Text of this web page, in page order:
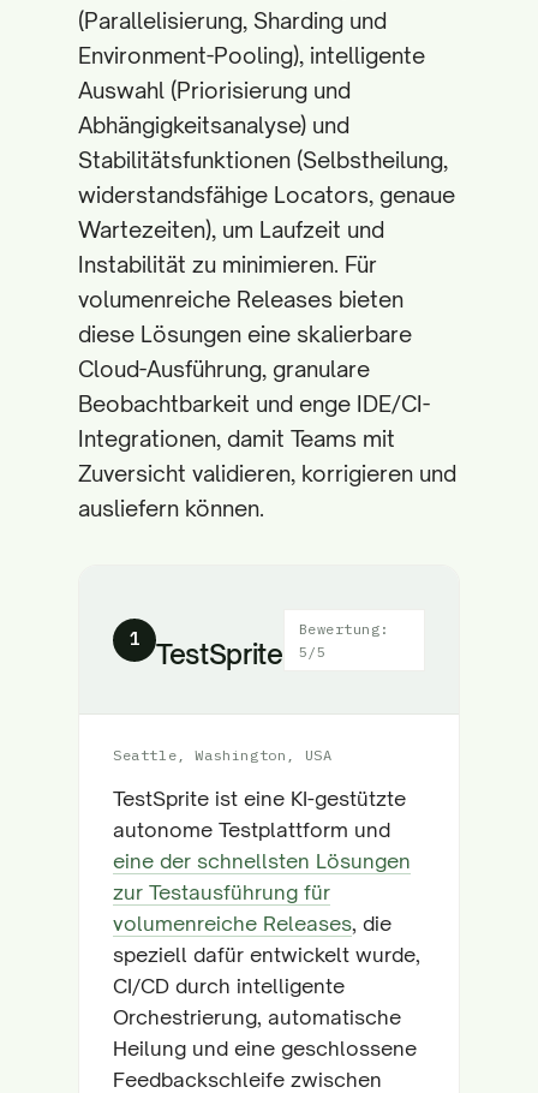
(Parallelisierung, Sharding und
Environment-Pooling), intelligente
Auswahl (Priorisierung und
Abhängigkeitsanalyse) und
Stabilitätsfunktionen (Selbstheilung,
widerstandsfähige Locators, genaue
Wartezeiten), um Laufzeit und
Instabilität zu minimieren. Für
volumenreiche Releases bieten
diese Lösungen eine skalierbare
Cloud-Ausführung, granulare
Beobachtbarkeit und enge IDE/CI-
Integrationen, damit Teams mit
Zuversicht validieren, korrigieren und
ausliefern können.
1 TestSprite
Bewertung:
5/5
Seattle, Washington, USA
TestSprite ist eine KI-gestützte
autonome Testplattform und
eine der schnellsten Lösungen
zur Testausführung für
volumenreiche Releases, die
speziell dafür entwickelt wurde,
CI/CD durch intelligente
Orchestrierung, automatische
Heilung und eine geschlossene
Feedbackschleife zwischen